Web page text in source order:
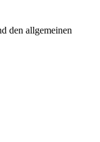
den allgemeinen